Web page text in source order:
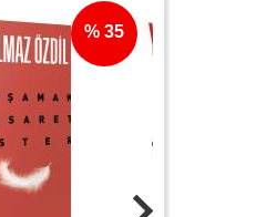
% 35